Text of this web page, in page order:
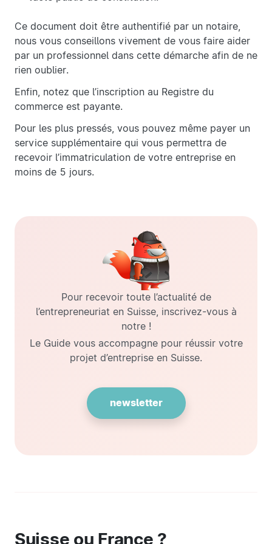
Ce document doit être authentifié par un notaire,
nous vous conseillons vivement de vous faire aider
par un professionnel dans cette démarche afin de ne
rien oublier.
Enfin, notez que l’inscription au Registre du
commerce est payante.
Pour les plus pressés, vous pouvez même payer un
service supplémentaire qui vous permettra de
recevoir l’immatriculation de votre entreprise en
moins de 5 jours.
Pour recevoir toute l’actualité de
l’entrepreneuriat en Suisse, inscrivez-vous à
notre !
Le Guide vous accompagne pour réussir votre
projet d’entreprise en Suisse.
newsletter
Suisse ou France ?